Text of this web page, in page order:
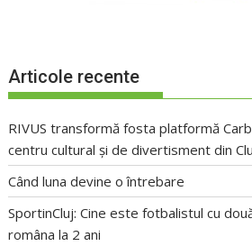
Articole recente
RIVUS transformă fosta platformă
centru cultural și de divertisment din
Când luna devine o întrebare
SportinCluj: Cine este fotbalistul cu
româna la 2 ani